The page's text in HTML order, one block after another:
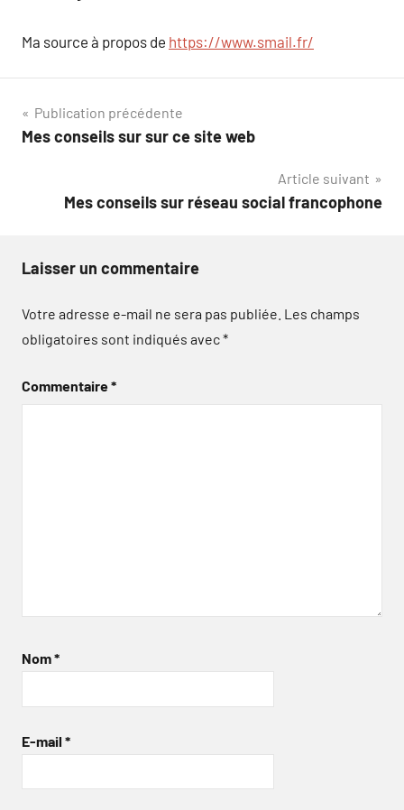
Ma source à propos de https://www.smail.fr/
Navigation
de
Publication précédente
Mes conseils sur sur ce site web
Article suivant
Mes conseils sur réseau social francophone
Laisser un commentaire
Votre adresse e-mail ne sera pas publiée. Les champs
obligatoires sont indiqués avec*
Commentaire*
Nom*
E-mail *